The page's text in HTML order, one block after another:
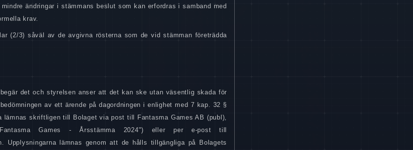
ändringar i stämmans beslut som kan erfordras i samband med
krav.
(2/3) såväl av de avgivna rösterna som de vid stämman företrädda
det och styrelsen anser att det kan ske utan väsentlig skada för
av ett ärende på dagordningen i enlighet med 7 kap. 32 §
skriftligen till Bolaget via post till Fantasma Games AB (publ),
Games - Årsstämma 2024") eller per e-post till
Upplysningarna lämnas genom att de hålls tillgängliga på Bolagets